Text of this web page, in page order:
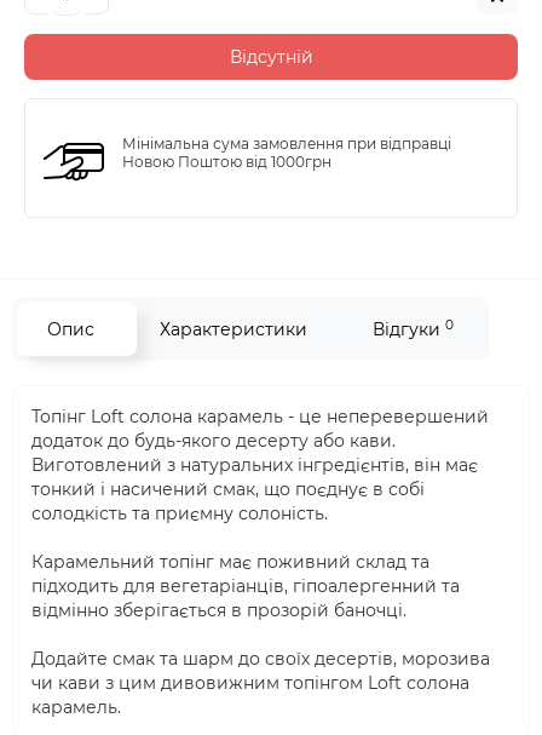
Відсутній
Мінімальна сума замовлення при відправці
Новою Поштою від 1000грн
Опис Характеристики Відгуки 0
Топінг Loft солона карамель - це неперевершений
додаток до будь-якого десерту або кави.
Виготовлений з натуральних інгредієнтів, він має
тонкий і насичений смак, що поєднує в собі
солодкість та приємну солоність.
Карамельний топінг має поживний склад та
підходить для вегетаріанців, гіпоалергенний та
відмінно зберігається в прозорій баночці.
Додайте смак та шарм до своїх десертів, морозива
чи кави з цим дивовижним топінгом Loft солона
карамель.